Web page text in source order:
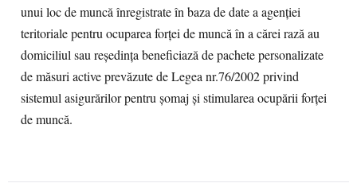
unui loc de muncă înregistrate în baza de date a agenţiei
teritoriale pentru ocuparea forţei de muncă în a cărei rază au
domiciliul sau reşedinţa beneficiază de pachete personalizate
de măsuri active prevăzute de Legea nr.76/2002 privind
sistemul asigurărilor pentru şomaj şi stimularea ocupării forţei
de muncă.